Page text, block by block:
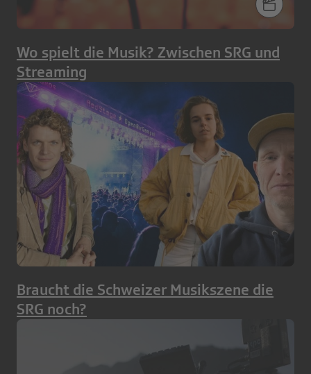
Wo spielt die Musik? Zwischen SRG und
Streaming
Braucht die Schweizer Musikszene die
SRG noch?